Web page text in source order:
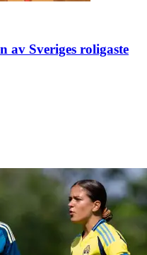
av Sveriges roligaste